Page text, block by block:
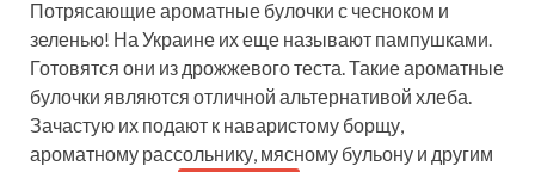
Потрясающие ароматные булочки с чесноком и
зеленью! На Украине их еще называют пампушками.
Готовятся они из дрожжевого теста. Такие ароматные
булочки являются отличной альтернативой хлеба.
Зачастую их подают к наваристому борщу,
ароматному рассольнику, мясному бульону и другим